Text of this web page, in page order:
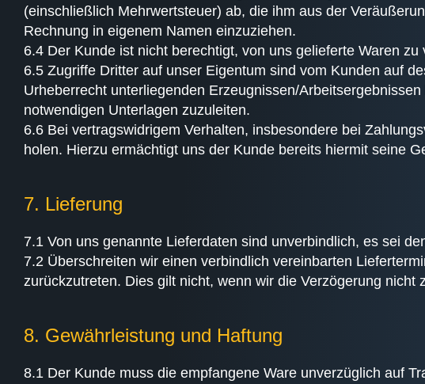
(einschließlich Mehrwertsteuer) ab, die ihm aus der
Rechnung in eigenem Namen einzuziehen.
6.4 Der Kunde ist nicht berechtigt, von uns gelieferte Waren
6.5 Zugriffe Dritter auf unser Eigentum sind vom Kunden auf
Urheberrecht unterliegenden Erzeugnissen/
notwendigen Unterlagen zuzuleiten.
6.6 Bei vertragswidrigem Verhalten, insbesondere bei
holen. Hierzu ermächtigt uns der Kunde bereits hiermit seine
7. Lieferung
7.1 Von uns genannte Lieferdaten sind unverbindlich, es sei
7.2 Überschreiten wir einen verbindlich vereinbarten
zurückzutreten. Dies gilt nicht, wenn wir die Verzögerung
8. Gewährleistung und Haftung
8.1 Der Kunde muss die empfangene Ware unverzüglich auf